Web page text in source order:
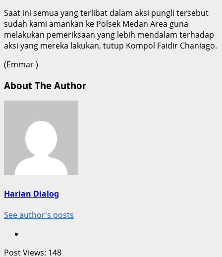
Saat ini semua yang terlibat dalam aksi pungli tersebut
sudah kami amankan ke Polsek Medan Area guna
melakukan pemeriksaan yang lebih mendalam terhadap
aksi yang mereka lakukan, tutup Kompol Faidir Chaniago.
(Emmar )
About The Author
Harian Dialog
See author's posts
Post Views: 148